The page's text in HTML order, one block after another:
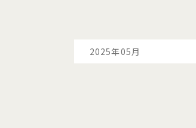
2025年05月